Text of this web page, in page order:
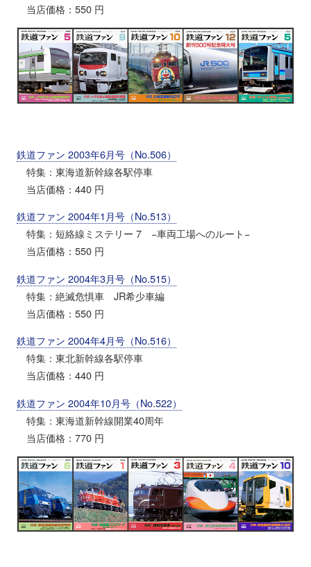
当店価格：550 円
鉄道ファン 2003年6月号（No.506）
特集：東海道新幹線各駅停車
当店価格：440 円
鉄道ファン 2004年1月号（No.513）
特集：短絡線ミステリー 7 −車両工場へのルート−
当店価格：550 円
鉄道ファン 2004年3月号（No.515）
特集：絶滅危惧車 JR希少車編
当店価格：550 円
鉄道ファン 2004年4月号（No.516）
特集：東北新幹線各駅停車
当店価格：440 円
鉄道ファン 2004年10月号（No.522）
特集：東海道新幹線開業40周年
当店価格：770 円